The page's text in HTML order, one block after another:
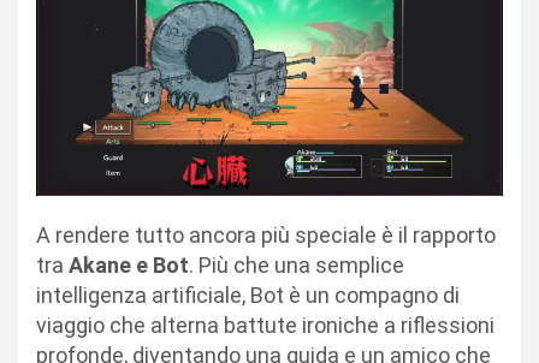
A rendere tutto ancora più speciale è il rapporto
tra Akane e Bot. Più che una semplice
intelligenza artificiale, Bot è un compagno di
viaggio che alterna battute ironiche a riflessioni
profonde, diventando una guida e un amico che